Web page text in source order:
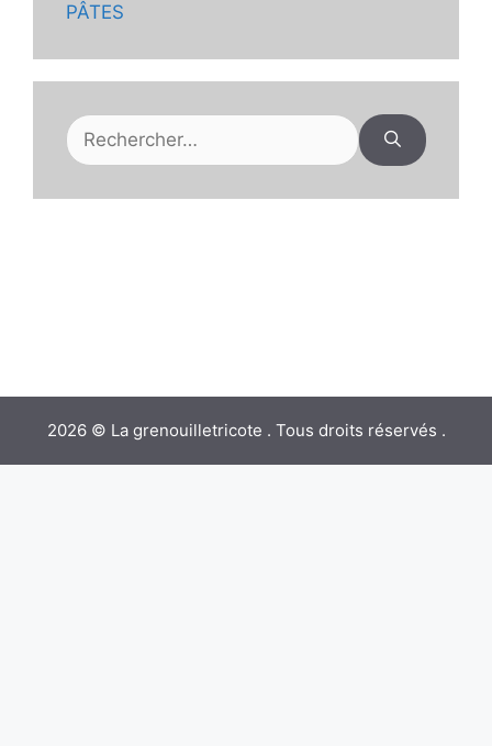
Rechercher :
2026 © La grenouilletricote . Tous droits réservés .